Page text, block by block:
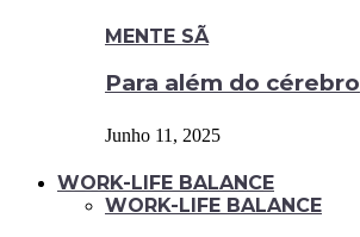
MENTE SÃ
Para além do cérebro
Junho 11, 2025
WORK-LIFE BALANCE
WORK-LIFE BALANCE